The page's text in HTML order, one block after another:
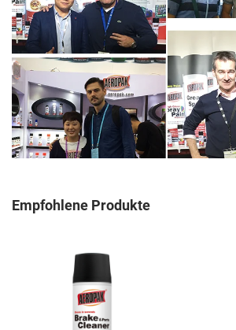
Empfohlene Produkte